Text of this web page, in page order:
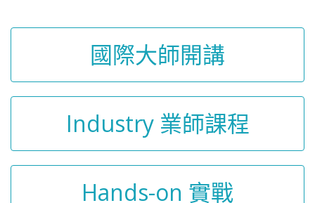
國際大師開講
Industry 業師課程
Hands-on 實戰